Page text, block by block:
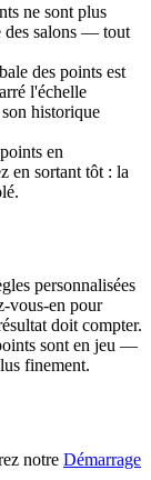
ne sont plus
des salons — tout
des points est
l'échelle
historique
en
en sortant tôt : la
personnalisées
vous-en pour
doit compter.
sont en jeu —
finement.
notre Démarrage